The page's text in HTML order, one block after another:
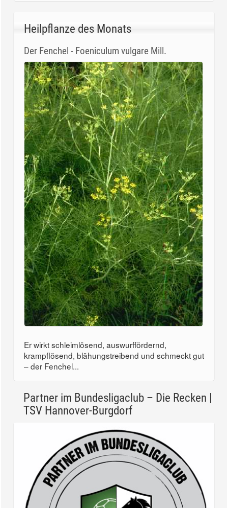
Heilpflanze des Monats
Der Fenchel - Foeniculum vulgare Mill.
Er wirkt schleimlösend, auswurffördernd,
krampflösend, blähungstreibend und schmeckt gut
– der Fenchel...
Partner im Bundesligaclub – Die Recken |
TSV Hannover-Burgdorf